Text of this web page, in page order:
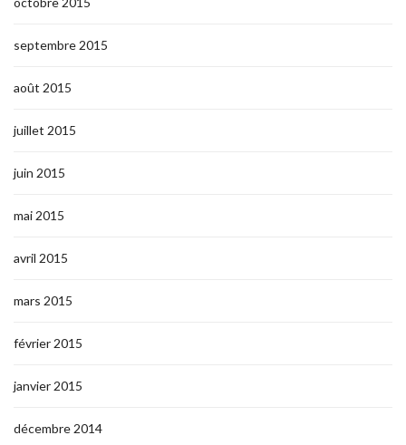
septembre 2015
août 2015
juillet 2015
juin 2015
mai 2015
avril 2015
mars 2015
février 2015
janvier 2015
décembre 2014